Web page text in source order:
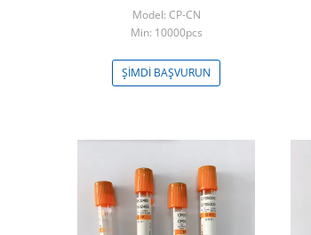
Model: CP-CN
Min: 10000pcs
ŞIMDI BAŞVURUN